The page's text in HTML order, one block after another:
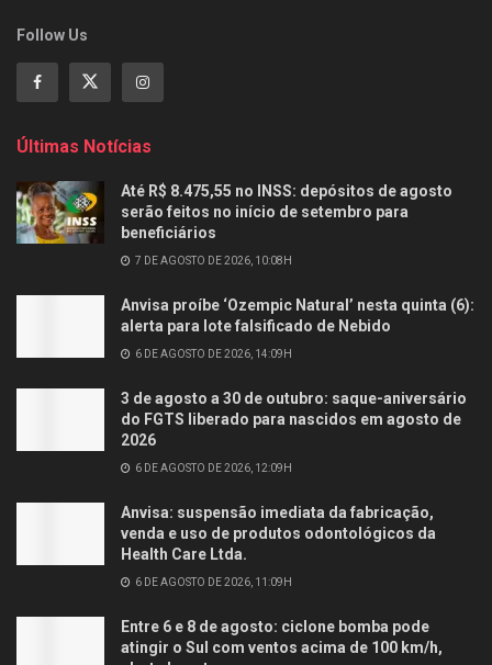
Follow Us
Últimas Notícias
Até R$ 8.475,55 no INSS: depósitos de agosto
serão feitos no início de setembro para
beneficiários
7 DE AGOSTO DE 2026, 10:08H
Anvisa proíbe ‘Ozempic Natural’ nesta quinta (6):
alerta para lote falsificado de Nebido
6 DE AGOSTO DE 2026, 14:09H
3 de agosto a 30 de outubro: saque-aniversário
do FGTS liberado para nascidos em agosto de
2026
6 DE AGOSTO DE 2026, 12:09H
Anvisa: suspensão imediata da fabricação,
venda e uso de produtos odontológicos da
Health Care Ltda.
6 DE AGOSTO DE 2026, 11:09H
Entre 6 e 8 de agosto: ciclone bomba pode
atingir o Sul com ventos acima de 100 km/h,